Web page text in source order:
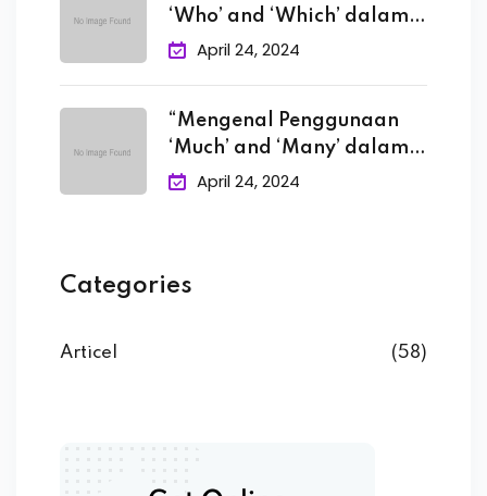
‘Who’ and ‘Which’ dalam
Bahasa
April 24, 2024
“Mengenal Penggunaan
‘Much’ and ‘Many’ dalam
Bahasa
April 24, 2024
Categories
Articel (58)